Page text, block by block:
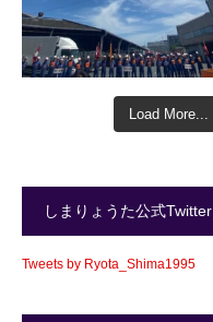
Load More...
しまりょうた公式Twitter
Tweets by Ryota_Shima1995